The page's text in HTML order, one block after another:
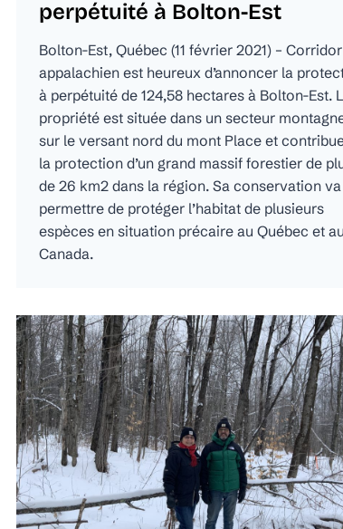
perpétuité à Bolton-Est
Bolton-Est, Québec (11 février 2021) – Corridor
appalachien est heureux d’annoncer la
à perpétuité de 124,58 hectares à Bolton-Est.
propriété est située dans un secteur
sur le versant nord du mont Place et
la protection d’un grand massif forestier de
de 26 km2 dans la région. Sa conservation va
permettre de protéger l’habitat de plusieurs
espèces en situation précaire au Québec et au
Canada.